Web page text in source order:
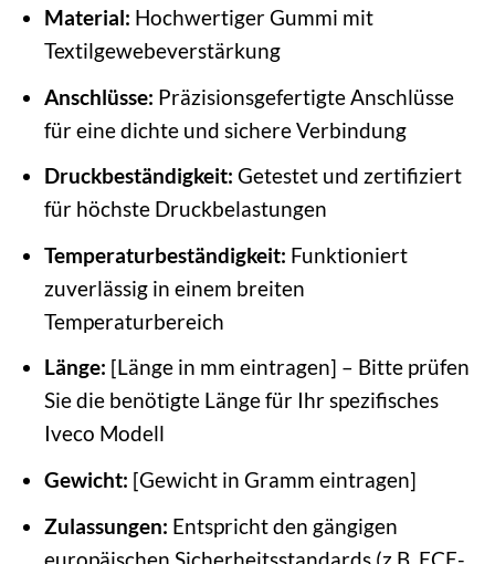
Material: Hochwertiger Gummi mit
Textilgewebeverstärkung
Anschlüsse: Präzisionsgefertigte Anschlüsse
für eine dichte und sichere Verbindung
Druckbeständigkeit: Getestet und zertifiziert
für höchste Druckbelastungen
Temperaturbeständigkeit: Funktioniert
zuverlässig in einem breiten
Temperaturbereich
Länge: [Länge in mm eintragen] – Bitte prüfen
Sie die benötigte Länge für Ihr spezifisches
Iveco Modell
Gewicht: [Gewicht in Gramm eintragen]
Zulassungen: Entspricht den gängigen
europäischen Sicherheitsstandards (z.B. ECE-